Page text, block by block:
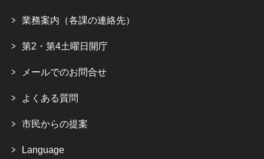
業務案内（各課の連絡先）
第2・第4土曜日開庁
メールでのお問合せ
よくある質問
市民からの提案
Language